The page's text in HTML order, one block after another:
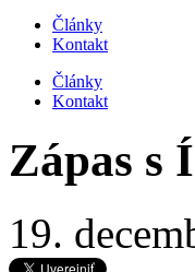
Články
Kontakt
Články
Kontakt
Zápas s
19.